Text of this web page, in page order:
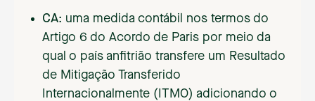
CA: uma medida contábil nos termos do
Artigo 6 do Acordo de Paris por meio da
qual o país anfitrião transfere um Resultado
de Mitigação Transferido
Internacionalmente (ITMO) adicionando o